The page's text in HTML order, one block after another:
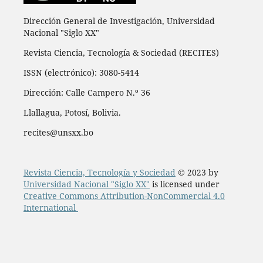
Dirección General de Investigación, Universidad
Nacional "Siglo XX"
Revista Ciencia, Tecnología & Sociedad (RECITES)
ISSN (electrónico): 3080-5414
Dirección: Calle Campero N.º 36
Llallagua, Potosí, Bolivia.
recites@unsxx.bo
Revista Ciencia, Tecnología y Sociedad© 2023 by
Universidad Nacional "Siglo XX" is licensed under
Creative Commons Attribution-NonCommercial 4.0
International